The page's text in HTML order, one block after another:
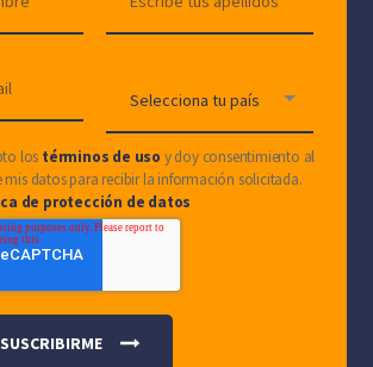
los términos de uso y doy consentimiento al
datos para recibir la información solicitada.
de protección de datos